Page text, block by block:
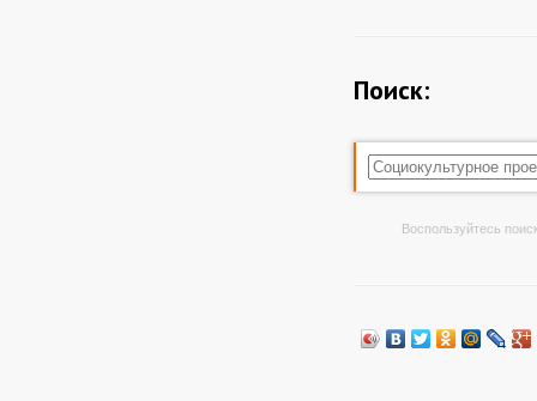
Поиск:
Воспользуйтесь